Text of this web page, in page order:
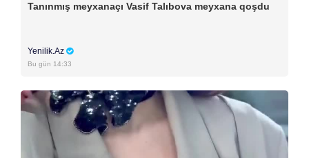
Tanınmış meyxanaçı Vasif Talıbova meyxana qoşdu
Yenilik.Az
Bu gün 14:33